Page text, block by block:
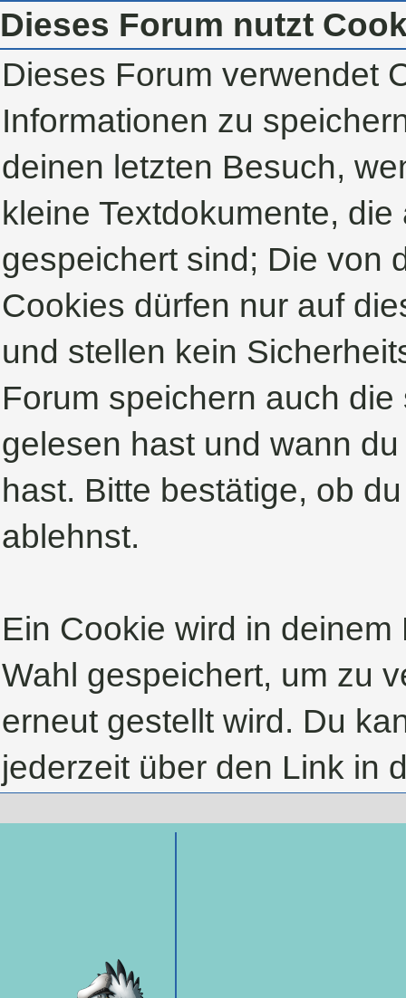
Dieses Forum nutzt
Dieses Forum verwendet
Informationen zu
deinen letzten Besuch,
kleine Textdokumente,
gespeichert sind; Die von
Cookies dürfen nur auf
und stellen kein
Forum speichern auch
gelesen hast und wann
hast. Bitte bestätige, ob
ablehnst.
Ein Cookie wird in
Wahl gespeichert, um zu
erneut gestellt wird. Du
jederzeit über den Link in